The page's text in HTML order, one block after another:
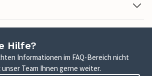
Hilfe?
Informationen im FAQ-Bereich nicht
Team Ihnen gerne weiter.